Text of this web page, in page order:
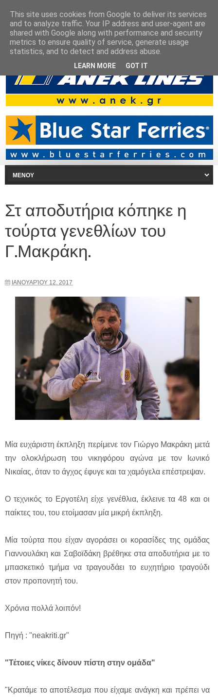
Στ αποδυτήρια κόπηκε η
τούρτα γενεθλίων του
Γ.Μακράκη.
ΙΑΝΟΥΑΡΊΟΥ 12, 2017
Μία ευχάριστη έκπληξη περίμενε τον Γιώργο Μακράκη μετά
την ολοκλήρωση του νικηφόρου αγώνα με τον Ιωνικό
Νικαίας, όταν το άγχος έφυγε και τα χαμόγελα επέστρεψαν.
Ο τεχνικός το Εργοτέλη είχε γενέθλια, έκλεινε τα 48 και οι
παίκτες του, του ετοίμασαν μία μικρή έκπληξη.
Μία τούρτα που είχαν αγοράσει οι κορασίδες της ομάδας
Γιαννουλάκη και Σαβοϊδάκη βρέθηκε στα αποδυτήρια με το
μπασκετικό τμήμα να τραγουδάει το ευχητήριο τραγούδι
στον προπονητή του.
Χρόνια πολλά λοιπόν!
Πηγή : "neakriti.gr"
"Τέτοιες νίκες δίνουν πίστη στην ομάδα"
"Κρατάμε το αποτέλεσμα που είχαμε ανάγκη και πρέπει να
This site uses cookies from Google to deliver its services
and to analyze traffic. Your IP address and user-agent are
shared with Google along with performance and security
metrics to ensure quality of service, generate usage
statistics, and to detect and address abuse.
LEARN MORE GOT IT